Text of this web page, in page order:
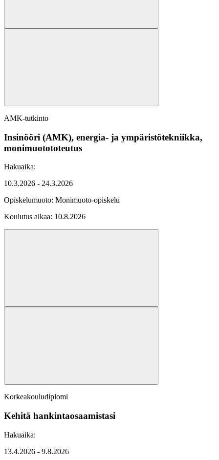
AMK-tutkinto
Insinööri (AMK), energia- ja ympäristötekniikka,
monimuotototeutus
Hakuaika:
10.3.2026 - 24.3.2026
Opiskelumuoto: Monimuoto-opiskelu
Koulutus alkaa: 10.8.2026
Korkeakouludiplomi
Kehitä hankintaosaamistasi
Hakuaika:
13.4.2026 - 9.8.2026